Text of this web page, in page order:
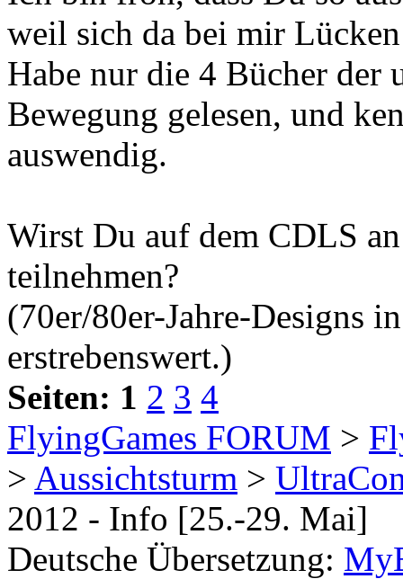
weil sich da bei mir
Habe nur die 4 Bücher
Bewegung gelesen, und
auswendig.
Wirst Du auf dem CDLS
teilnehmen?
(70er/80er-Jahre-Designs
erstrebenswert.)
Seiten: 1 2 3 4
FlyingGames FORUM >
> Aussichtsturm >
2012 - Info [25.-29. Mai]
Deutsche Übersetzung: